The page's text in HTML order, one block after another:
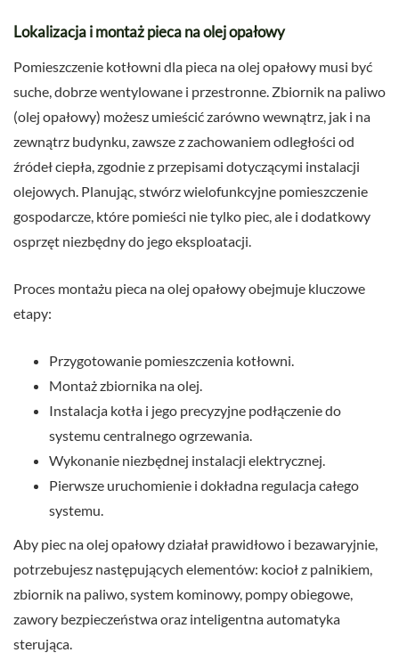
Lokalizacja i montaż pieca na olej opałowy
Pomieszczenie kotłowni dla pieca na olej opałowy musi być
suche, dobrze wentylowane i przestronne. Zbiornik na paliwo
(olej opałowy) możesz umieścić zarówno wewnątrz, jak i na
zewnątrz budynku, zawsze z zachowaniem odległości od
źródeł ciepła, zgodnie z przepisami dotyczącymi instalacji
olejowych. Planując, stwórz wielofunkcyjne pomieszczenie
gospodarcze, które pomieści nie tylko piec, ale i dodatkowy
osprzęt niezbędny do jego eksploatacji.
Proces montażu pieca na olej opałowy obejmuje kluczowe
etapy:
Przygotowanie pomieszczenia kotłowni.
Montaż zbiornika na olej.
Instalacja kotła i jego precyzyjne podłączenie do
systemu centralnego ogrzewania.
Wykonanie niezbędnej instalacji elektrycznej.
Pierwsze uruchomienie i dokładna regulacja całego
systemu.
Aby piec na olej opałowy działał prawidłowo i bezawaryjnie,
potrzebujesz następujących elementów: kocioł z palnikiem,
zbiornik na paliwo, system kominowy, pompy obiegowe,
zawory bezpieczeństwa oraz inteligentna automatyka
sterująca.